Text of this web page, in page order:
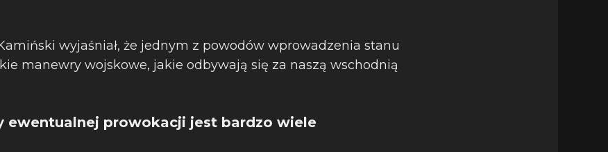
wyjaśniał, że jednym z powodów wprowadzenia stanu
manewry wojskowe, jakie odbywają się za naszą wschodnią
ewentualnej prowokacji jest bardzo wiele